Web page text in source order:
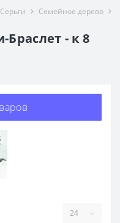
Серьги Семейное дерево
Браслет - к 8